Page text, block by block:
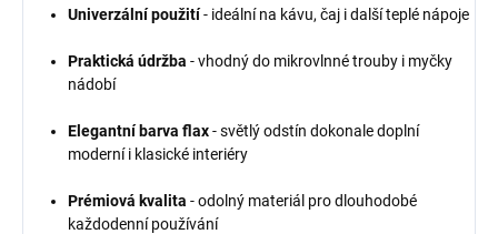
Univerzální použití- ideální na kávu, čaj i další teplé nápoje
Praktická údržba - vhodný do mikrovlnné trouby i myčky
nádobí
Elegantní barva flax- světlý odstín dokonale doplní
moderní i klasické interiéry
Prémiová kvalita - odolný materiál pro dlouhodobé
každodenní používání